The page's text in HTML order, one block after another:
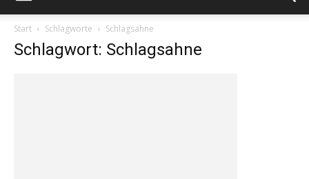
Start Schlagworte Schlagsahne
Schlagwort: Schlagsahne